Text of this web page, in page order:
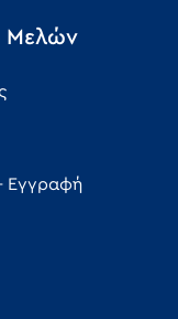
Μελών
Εγγραφή